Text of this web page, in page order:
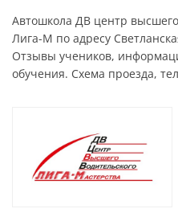
Автошкола ДВ центр высшего
Лига-М по адресу
Отзывы учеников,
обучения. Схема проезда,